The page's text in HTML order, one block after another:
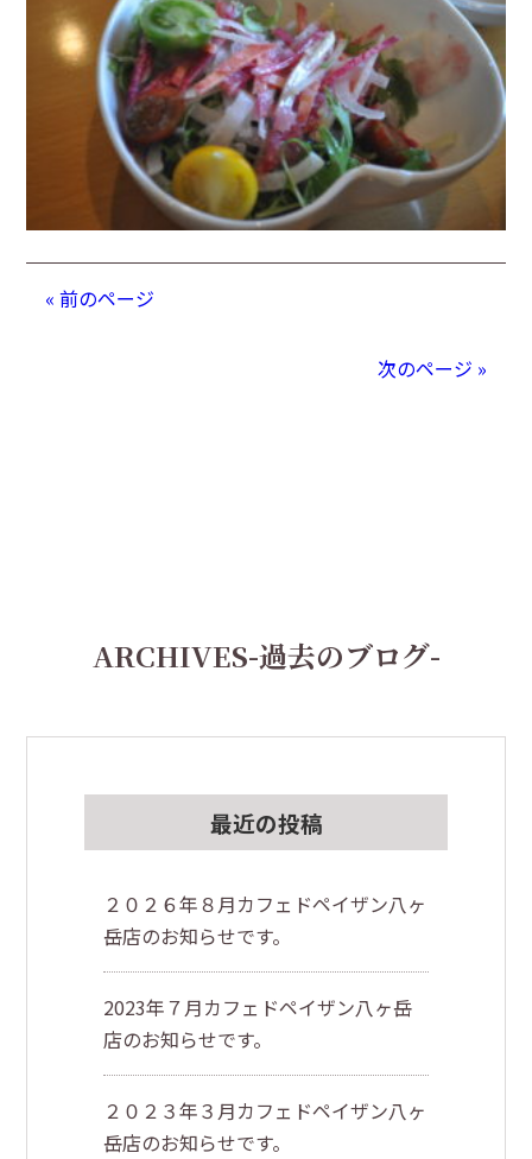
« 前のページ
次のページ »
ARCHIVES-過去のブログ-
最近の投稿
２０２６年８月カフェドペイザン八ヶ
岳店のお知らせです。
2023年７月カフェドペイザン八ヶ岳
店のお知らせです。
２０２３年３月カフェドペイザン八ヶ
岳店のお知らせです。